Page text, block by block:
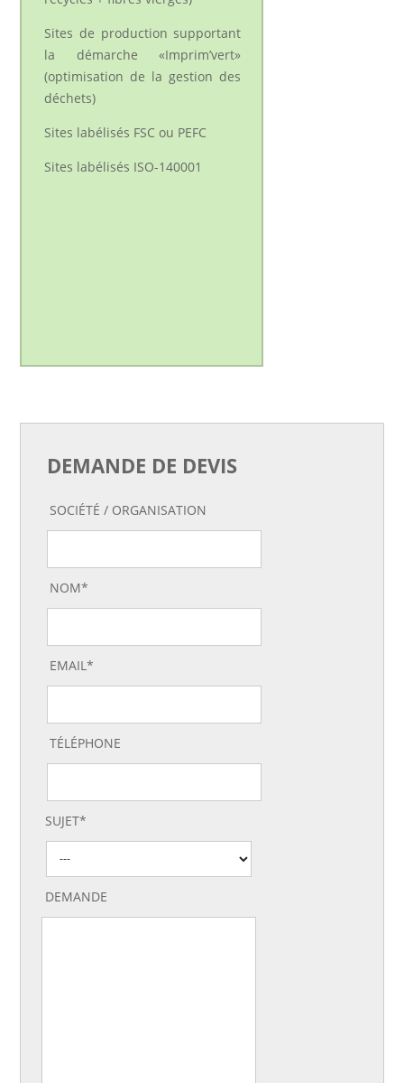
Sites de production supportant
la démarche «Imprim’vert»
(optimisation de la gestion des
déchets)
Sites labélisés FSC ou PEFC
Sites labélisés ISO-140001
DEMANDE DE DEVIS
SOCIÉTÉ / ORGANISATION
NOM*
EMAIL*
TÉLÉPHONE
SUJET*
DEMANDE